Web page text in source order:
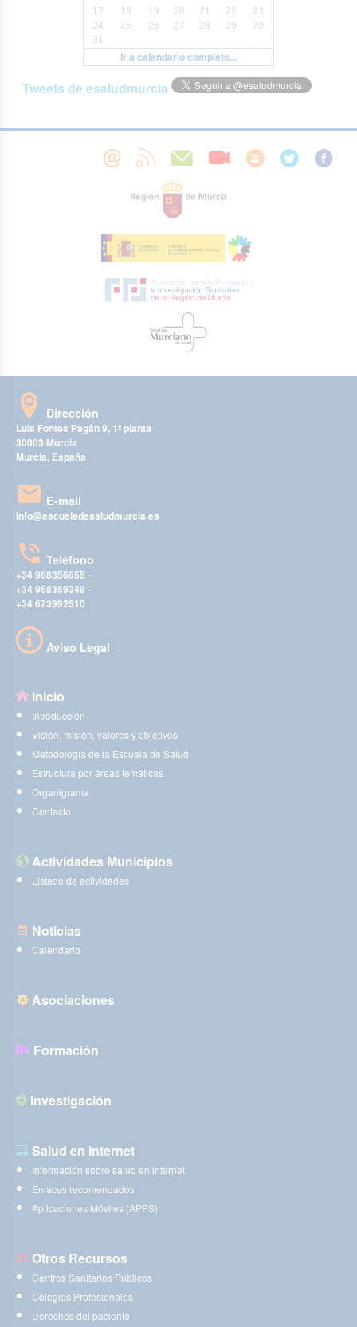
17
18 19 20 21 22
23
24
25 26 27 28 29
30
31
Ir a calendario completo...
Tweets de esaludmurcia
Dirección
Luis Fontes Pagán 9, 1ª planta
30003 Murcia
Murcia, España
E-mail
info@escueladesaludmurcia.es
Teléfono
+34 968356655 -
+34 968359348 -
+34 673992510
Aviso Legal
Inicio
Introducción
Visión, misión, valores y objetivos
Metodología de la Escuela de Salud
Estructura por áreas temáticas
Organigrama
Contacto
Actividades Municipios
Listado de actividades
Noticias
Calendario
Asociaciones
Formación
Investigación
Salud en Internet
Información sobre salud en internet
Enlaces recomendados
Aplicaciones Móviles (APPS)
Otros Recursos
Centros Sanitarios Públicos
Colegios Profesionales
Derechos del paciente